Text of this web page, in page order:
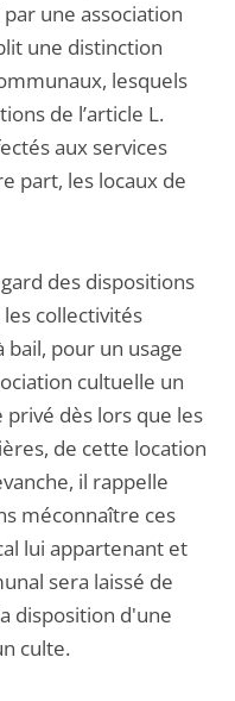
une association
une distinction
lesquels
de l’article L.
aux services
part, les locaux de
des dispositions
collectivités
pour un usage
cultuelle un
dès lors que les
de cette location
il rappelle
méconnaître ces
lui appartenant et
sera laissé de
disposition d'une
culte.